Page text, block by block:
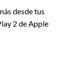
desde tus
2 de Apple